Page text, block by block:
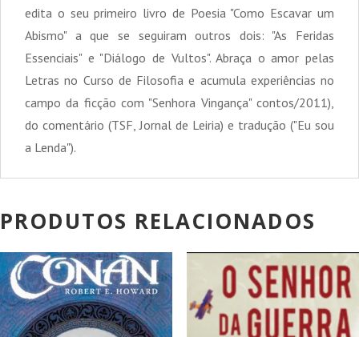
edita o seu primeiro livro de Poesia "Como Escavar um
Abismo" a que se seguiram outros dois: "As Feridas
Essenciais" e "Diálogo de Vultos". Abraça o amor pelas
Letras no Curso de Filosofia e acumula experiências no
campo da ficção com "Senhora Vingança" contos/2011),
do comentário (TSF, Jornal de Leiria) e tradução ("Eu sou
a Lenda").
PRODUTOS RELACIONADOS